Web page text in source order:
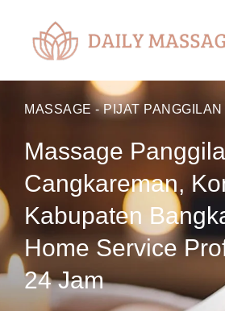
MASSAGE - PIJAT PANGGILAN
Massage
Cangkareman,
Kabupaten
Home Service
24 Jam